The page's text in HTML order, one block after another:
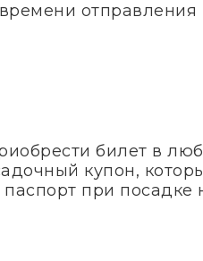
отправления
билет в
купон,
при посадке